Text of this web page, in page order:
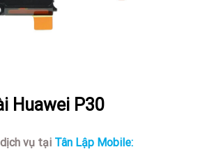
Huawei P30
vụ tại Tân Lập Mobile: